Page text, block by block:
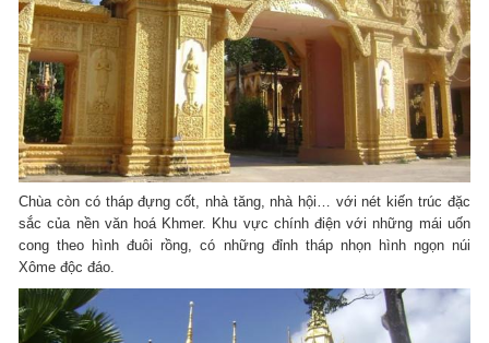
Chùa còn có tháp đựng cốt, nhà tăng, nhà hội… với nét kiến trúc đặc
sắc của nền văn hoá Khmer. Khu vực chính điện với những mái uốn
cong theo hình đuôi rồng, có những đỉnh tháp nhọn hình ngọn núi
Xôme độc đáo.